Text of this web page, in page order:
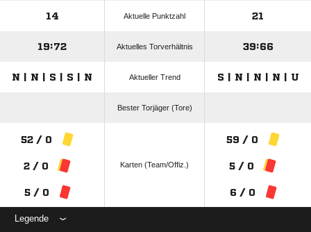
14 Aktuelle Punktzahl 21
19:72 Aktuelles Torverhältnis 39:66
N | N | S | S | N Aktueller Trend S | N | N | N | U
Bester Torjäger (Tore)
52 / 0
2 / 0
5 / 0
Karten (Team/Offiz.)
59 / 0
5 / 0
6 / 0
Legende